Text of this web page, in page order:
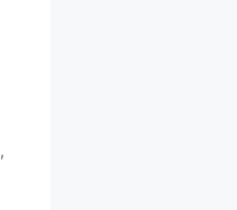
,